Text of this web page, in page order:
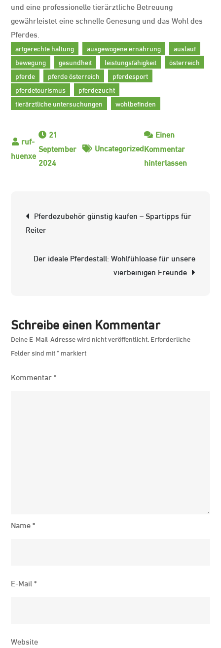
und eine professionelle tierärztliche Betreuung
gewährleistet eine schnelle Genesung und das Wohl des
Pferdes.
artgerechte haltung ausgewogene ernährung
auslauf
bewegung
gesundheit leistungsfähigkeit
österreich
pferde
pferde österreich
pferdesport
pferdetourismus
pferdezucht
tierärztliche untersuchungen
wohlbefinden
21
September
2024
Uncategorized
Einen
Kommentar
hinterlassenzu
der
Navigation
Pferdezubehör günstig kaufen – Spartipps für
Reiter
Der ideale Pferdestall: Wohlfühloase für unsere
vierbeinigen Freunde
Schreibe einen Kommentar
Deine E-Mail-Adresse wird nicht veröffentlicht. Erforderliche
Felder sind mit*markiert
Kommentar*
Name*
E-Mail*
Website